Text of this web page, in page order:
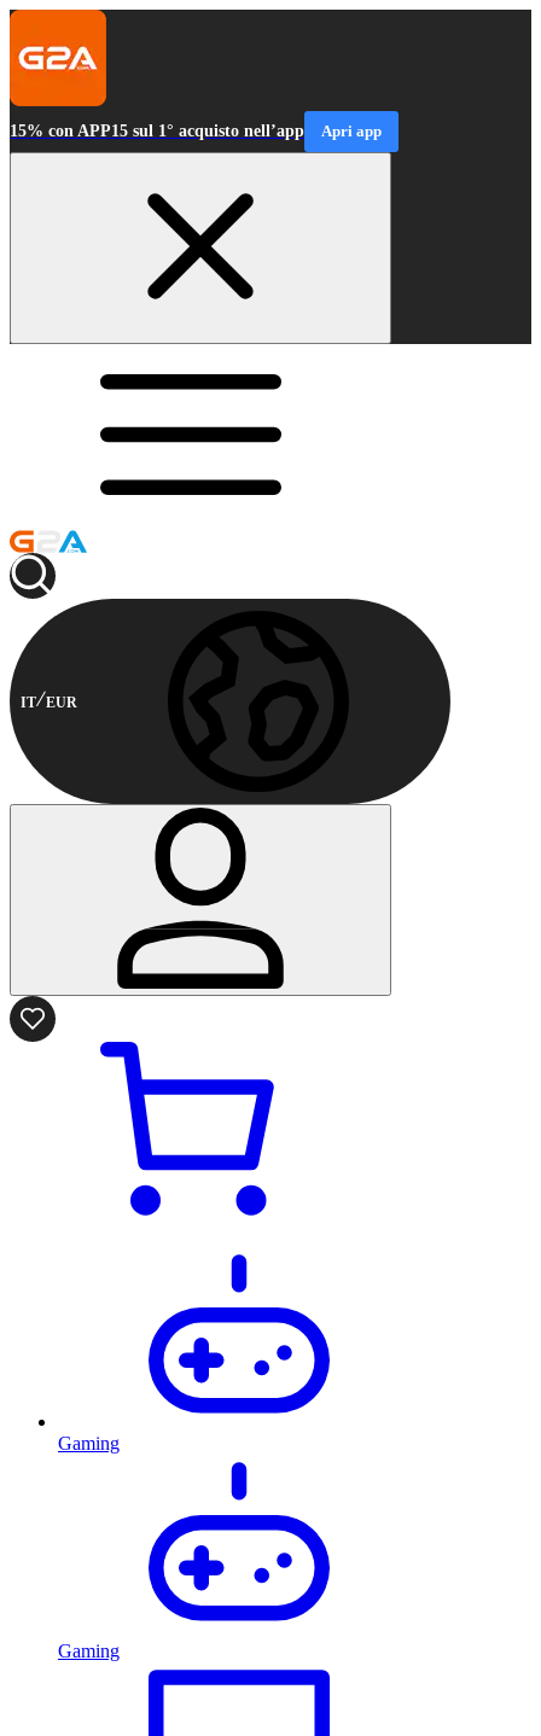
15% con APP15 sul 1° acquisto nell’app Apri app
IT EUR
Gaming
Gaming